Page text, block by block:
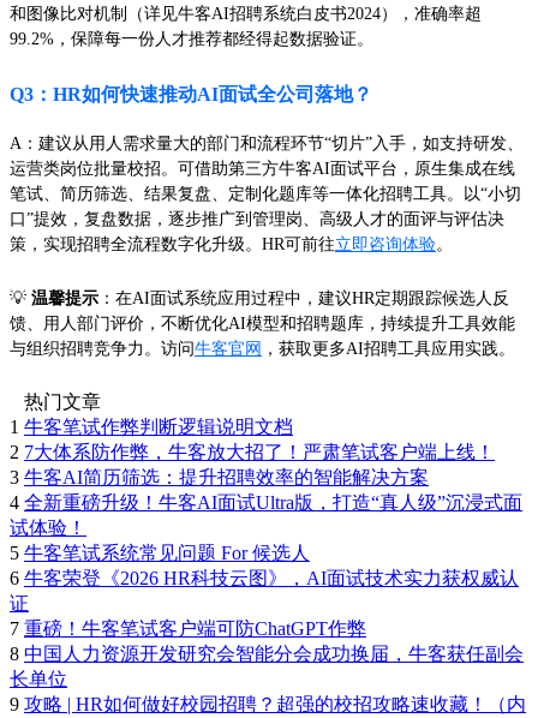
和图像比对机制（详见牛客AI招聘系统白皮书2024），准确率超
99.2%，保障每一份人才推荐都经得起数据验证。
Q3：HR如何快速推动AI面试全公司落地？
A：建议从用人需求量大的部门和流程环节“切片”入手，如支持研发、
运营类岗位批量校招。可借助第三方牛客AI面试平台，原生集成在线
笔试、简历筛选、结果复盘、定制化题库等一体化招聘工具。以“小切
口”提效，复盘数据，逐步推广到管理岗、高级人才的面评与评估决
策，实现招聘全流程数字化升级。HR可前往立即咨询体验。
💡 温馨提示 ：在AI面试系统应用过程中，建议HR定期跟踪候选人反
馈、用人部门评价，不断优化AI模型和招聘题库，持续提升工具效能
与组织招聘竞争力。访问牛客官网 ，获取更多AI招聘工具应用实践。
热门文章
1 牛客笔试作弊判断逻辑说明文档
2 7大体系防作弊，牛客放大招了！严肃笔试客户端上线！
3 牛客AI简历筛选：提升招聘效率的智能解决方案
4 全新重磅升级！牛客AI面试Ultra版，打造“真人级”沉浸式面
试体验！
5 牛客笔试系统常见问题 For 候选人
6 牛客荣登《2026 HR科技云图》，AI面试技术实力获权威认
证
7 重磅！牛客笔试客户端可防ChatGPT作弊
8 中国人力资源开发研究会智能分会成功换届，牛客获任副会
长单位
9 攻略 | HR如何做好校园招聘？超强的校招攻略速收藏！（内